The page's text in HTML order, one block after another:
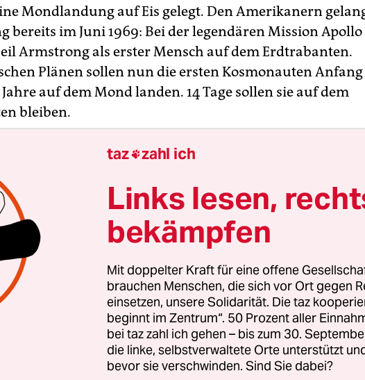
Mondlandung auf Eis gelegt. Den Amerikanern
bereits im Juni 1969: Bei der legendären Mission Apollo
Armstrong als erster Mensch auf dem Erdtrabanten.
Plänen sollen nun die ersten Kosmonauten Anfang
auf dem Mond landen. 14 Tage sollen sie auf dem
bleiben.
Chef betonte, kein Land der Welt könne ein Mond-
durchführen. Die Russen setzen deshalb auf eine
mit den USA, Europa und China.(dpa)
stärken
Erfolg der AfD bei den kommenden Landtagswahlen
rechtsextreme Kräfte inzwischen geworden sind.
braucht es Zusammenhalt und Solidarität. Auch und
Menschen, die sich vor Ort für eine starke
einsetzen. Die taz kooperiert deshalb mit "Alles
taz zahl ich
Links lesen,
bekämpfen
Mit doppelter Kraft für eine offene
brauchen Menschen, die sich vor Ort gegen
einsetzen, unsere Solidarität. Die taz
beginnt im Zentrum“. 50 Prozent aller
bei taz zahl ich gehen – bis zum 30.
die linke, selbstverwaltete Orte unterstützt
bevor sie verschwinden. Sind Sie dabei?